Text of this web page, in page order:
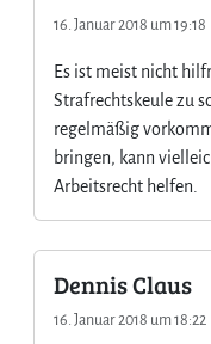
16. Januar 2018 um 19:18
Es ist meist nicht
Strafrechtskeule zu
regelmäßig
bringen, kann
Arbeitsrecht helfen.
Dennis Claus
16. Januar 2018 um 18:22